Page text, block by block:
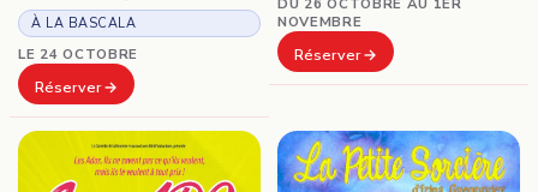
À LA BASCALA
LE 24 OCTOBRE
Réserver
DU 26 OCTOBRE AU 1ER
NOVEMBRE
Réserver